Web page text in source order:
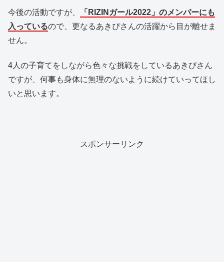
今後の活動ですが、
「RIZINガール2022」のメンバーにも
入っているので、更なるあきぴさんの活躍から目が離せま
せん。
4人の子育てをしながら色々な挑戦をしているあきぴさん
ですが、何事も身体に無理のないように続けていってほし
いと思います。
スポンサーリンク